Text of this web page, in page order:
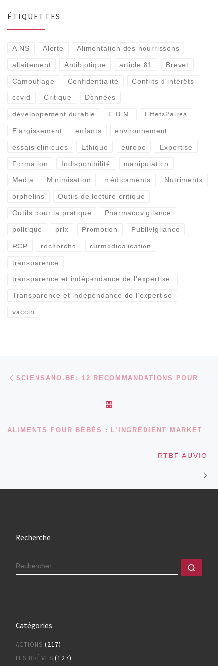
ÉTIQUETTES
AINS Alerte Alimentation des nourrissons
allaitement Antibiotique article 81 Brevet
Camouflage Confidentialité Conflits d'intérêts
covid Critique Données
développement durable E.B.M. Effets2aires
Elargissement enfants environnement
essais cliniques Ethique europe Expertise
Formation Indisponibilité manipulation
Media Minimisation médicaments Nutriments
orphelins Outils de lecture critique
Outils pour la pratique Pharmacovigilance
politique prix Promotion Publivigilance
RCP recherche surmédicalisation
transparence
transparence et indépendance de l'expertise.
Transparence et indépendance de l’expertise
vaccin
Parcourir les articles
RTBF AUVIO.
Recherche
RECHERCHER
Catégories
ACTIONS (217)
LES BRÈVES (127)